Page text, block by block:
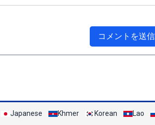
コメントを送信
Japanese Khmer Korean Lao